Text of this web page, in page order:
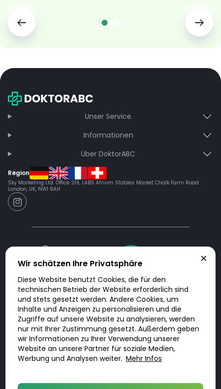
Unser Service
Informationen
Über DoktorABC
Region
Sky Marketing Ltd. Office 219, LABS Atrium Stables Market Chalk Farm Road
London, UK, NW1 8AH
Doktorabc.com ist eine Vermittlungsplattform. Doktorabc ist ausdrücklich
keine Internetapotheke. Doktorabc bietet keine Medikamente oder
sonstige Produkte an oder liefert diese. Jegliche Informationen zu
Produkten, Medikamenten und Preisen auf der Internetseite beinhalten
kein Angebot von Doktorabc an Sie. Für die Einhaltung der in Ihrem Land
geltenden Gesetze und sonstigen Rechtsvorschriften sind Sie als Nutzer
selbst verantwortlich. Die Nutzung unseres Services auf Doktorabc durch
Sie erfolgt auf eigenes Risiko und in eigener Verantwortung. Sie erklären,
diese Internetseite aus eigener Initiative zu besuchen und zu nutzen.
Wir schätzen Ihre Privatsphäre
Diese Website benutzt Cookies, die für den
technischen Betrieb der Website erforderlich sind
und stets gesetzt werden. Andere Cookies, um
Inhalte und Anzeigen zu personalisieren und die
Zugriffe auf unsere Website zu analysieren, werden
nur mit Ihrer Zustimmung gesetzt. Außerdem geben
wir Informationen zu Ihrer Verwendung unserer
Website an unsere Partner für soziale Medien,
Werbung und Analysen weiter. Mehr Infos